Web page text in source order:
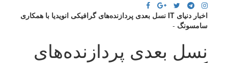
اخبار دنیای IT نسل بعدی پردازنده‌های گرافیکی انویدیا با همکاری
سامسونگ -
نسل بعدی پردازنده‌های